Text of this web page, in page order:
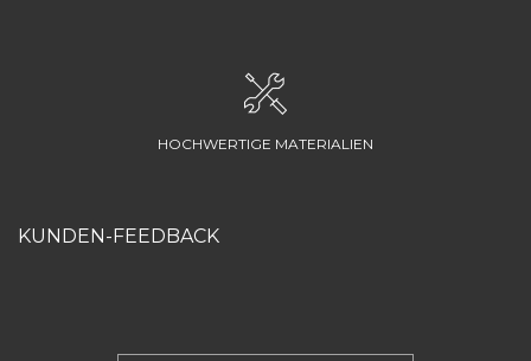
HOCHWERTIGE MATERIALIEN
KUNDEN-FEEDBACK